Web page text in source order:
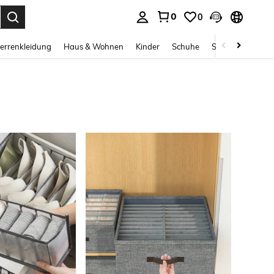
0 0
Haus & Wohnen Kinder Schuhe Schmuck &